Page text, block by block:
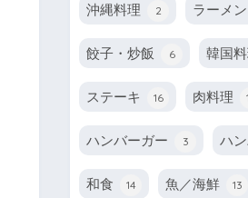
沖縄料理 2 ラーメン
餃子・炒飯 6 韓国
ステーキ 16 肉料理
ハンバーガー 3 ハ
和食 14 魚／海鮮 13